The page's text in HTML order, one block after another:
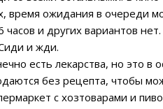
время ожидания в очереди
часов и других вариантов
и жди.
есть лекарства, но это
без рецепта, чтобы
с хозтоварами и